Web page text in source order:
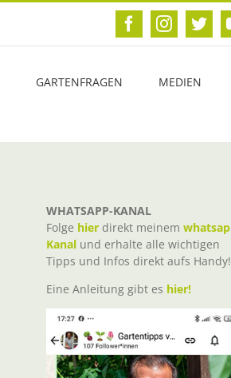
FacebookInstagram
GARTENFRAGEN MEDIEN
WHATSAPP-KANAL
Folge hier direkt meinem
Kanal und erhalte alle wichtigen
Tipps und Infos direkt aufs Handy!
Eine Anleitung gibt es hier!